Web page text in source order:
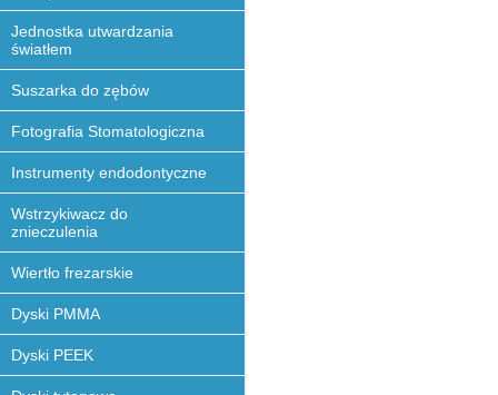
Jednostka utwardzania
światłem
Suszarka do zębów
Fotografia Stomatologiczna
Instrumenty endodontyczne
Wstrzykiwacz do
znieczulenia
Wiertło frezarskie
Dyski PMMA
Dyski PEEK